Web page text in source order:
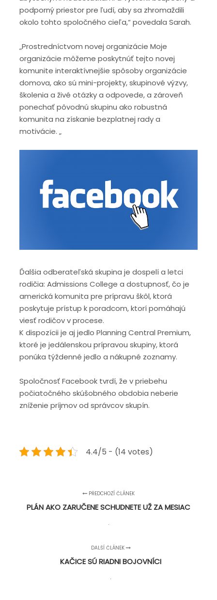
podporný priestor pre ľudí, aby sa zhromaždili
okolo tohto spoločného cieľa,“ povedala Sarah.
„Prostredníctvom novej organizácie Moje
organizácie môžeme poskytnúť tejto novej
komunite interaktívnejšie spôsoby organizácie
domova, ako sú mini-projekty, skupinové výzvy,
školenia a živé otázky a odpovede, a zároveň
ponechať pôvodnú skupinu ako robustná
komunita na získanie bezplatnej rady a
motivácie. „
Ďalšia odberateľská skupina je dospelí a letci
rodičia: Admissions College a dostupnosť, čo je
americká komunita pre prípravu škôl, ktorá
poskytuje prístup k poradcom, ktorí pomáhajú
viesť rodičov v procese.
K dispozícii je aj jedlo Planning Central Premium,
ktoré je jedálenskou prípravou skupiny, ktorá
ponúka týždenné jedlo a nákupné zoznamy.
Spoločnosť Facebook tvrdí, že v priebehu
počiatočného skúšobného obdobia neberie
zníženie príjmov od správcov skupín.
4.4/5 - (14 votes)
PŘEDCHOZÍ ČLÁNEK
PLÁN AKO ZARUČENE SCHUDNETE UŽ ZA MESIAC
DALŠÍ ČLÁNEK
KAČICE SÚ RIADNI BOJOVNÍCI